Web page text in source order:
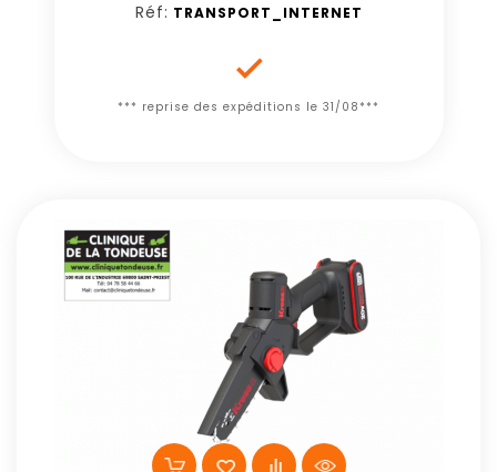
Réf: TRANSPORT_INTERNET

*** reprise des expéditions le 31/08***